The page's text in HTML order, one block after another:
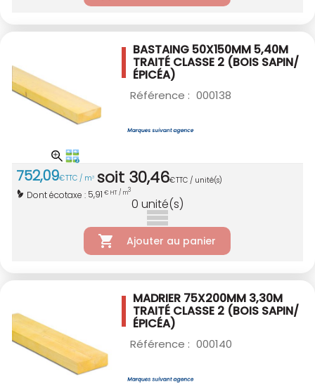
BASTAING 50X150MM 5,40M
TRAITÉ CLASSE 2 (BOIS SAPIN/
ÉPICÉA)
Référence : 000138
752,09€TTC / m3 soit 30,46€TTC / unité(s)
Dont écotaxe : 5,91 € HT / m3
0 unité(s)
Ajouter au panier
MADRIER 75X200MM 3,30M
TRAITÉ CLASSE 2 (BOIS SAPIN/
ÉPICÉA)
Référence : 000140